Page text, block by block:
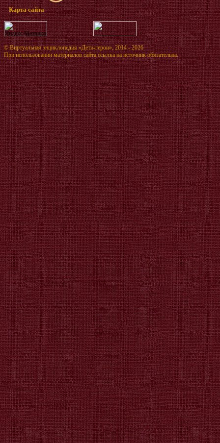
Карта сайта
©Виртуальная энциклопедия «Дети-герои», 2014 - 2026
При использовании материалов сайта ссылка на источник обязательна.